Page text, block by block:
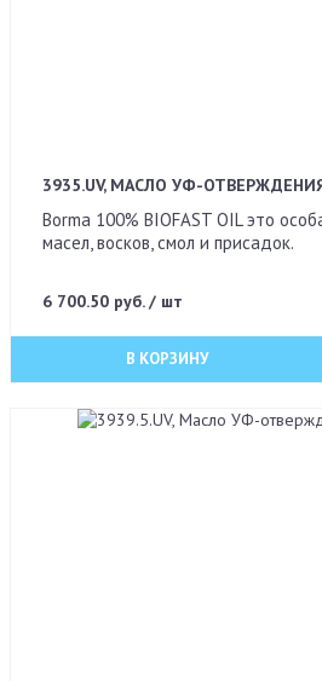
3935.UV, МАСЛО УФ-
Borma 100% BIOFAST OIL это
масел, восков, смол и присадок.
6 700.50 руб. / шт
В КОРЗИНУ